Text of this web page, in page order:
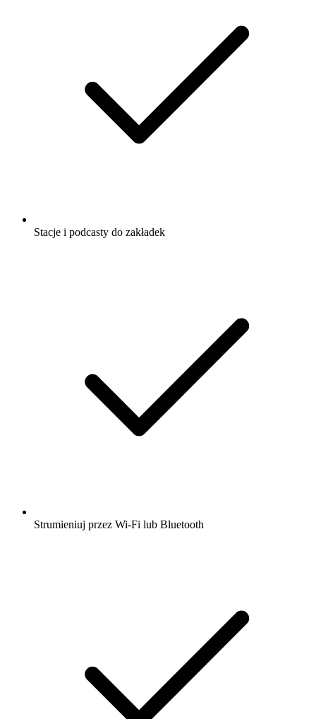
Stacje i podcasty do zakładek
Strumieniuj przez Wi-Fi lub Bluetooth